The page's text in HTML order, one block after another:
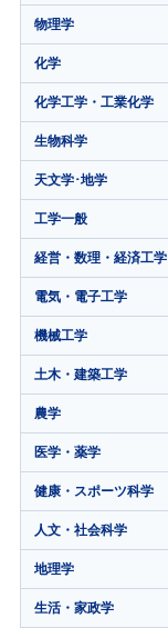
物理学
化学
化学工学・工業化学
生物科学
天文学･地学
工学一般
経営・数理・経済工学
電気・電子工学
機械工学
土木・建築工学
農学
医学・薬学
健康・スポーツ科学
人文・社会科学
地理学
生活・家政学